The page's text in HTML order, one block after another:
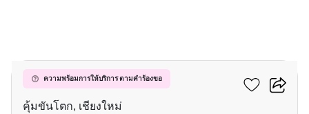
ความพร้อมการให้บริการ ตามคำร้องขอ
วันพลัส บิสสิเนส พาร์ค 3
คุ้มขันโตก, เชียงใหม่